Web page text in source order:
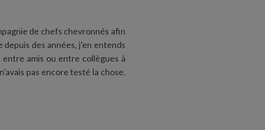
de chefs chevronnés afin
des années, j'en entends
amis ou entre collègues à
pas encore testé la chose.